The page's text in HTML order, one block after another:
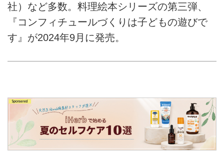
社）など多数。料理絵本シリーズの第三弾、
『コンフィチュールづくりは子どもの遊びで
す』が2024年9月に発売。